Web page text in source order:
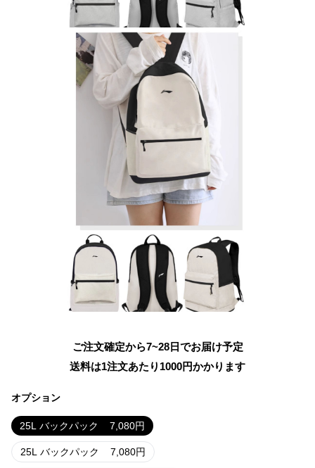
ご注文確定から7~28日でお届け予定
送料は1注文あたり 1000円かかります
オプション
25L バックパック 7,080円
25L バックパック 7,080円